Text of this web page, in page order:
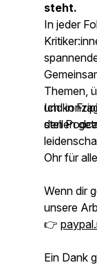
steht.
In jeder
Themen,
und in
stellen
Ich
den
Ohr für
Wenn dir
unsere
👉
Ein Dank